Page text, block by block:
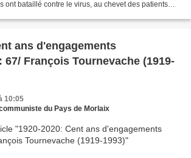
ont bataillé contre le virus, au chevet des patients
ans d'engagements
François Tournevache (1919-
10:05
du Pays de Morlaix